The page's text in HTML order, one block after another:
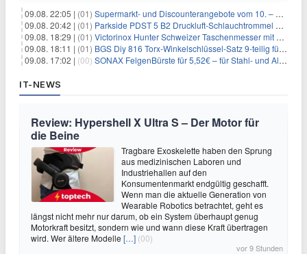
09.08. 22:05 | (01) Supermarkt- und Discounterangebote vom 10. – 15.08.2026
09.08. 20:42 | (01) Parkside PDST 5 B2 Druckluft-Schlauchtrommel mit 10 m Schlauch für 25,94€
09.08. 18:29 | (01) Victorinox Hunter Schweizer Taschenmesser mit 12 Funktionen für 43,99€
09.08. 18:11 | (01) BGS Diy 816 Torx-Winkelschlüssel-Satz 9-teilig für 6,45€
09.08. 17:02 | (00) SONAX FelgenBürste für 5,52€ – für Stahl- und Alufelgen
IT-NEWS
Review: Hypershell X Ultra S – Der Motor für
die Beine
Tragbare Exoskelette haben den Sprung
aus medizinischen Laboren und
Industriehallen auf den
Konsumentenmarkt endgültig geschafft.
Wenn man die aktuelle Generation von
Wearable Robotics betrachtet, geht es
längst nicht mehr nur darum, ob ein System überhaupt genug
Motorkraft besitzt, sondern wie und wann diese Kraft übertragen
wird. Wer ältere Modelle […] (00)
vor 9 Stunden